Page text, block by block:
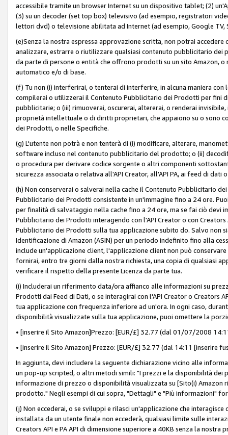
accessibile tramite un browser Internet su un dispositivo tablet; (2)
(3) su un decoder (set top box) televisivo (ad esempio, registratori
lettori dvd) o televisione abilitata ad Internet (ad esempio, Google TV,
(e)Senza la nostra espressa approvazione scritta, non potrai
analizzare, estrarre o riutilizzare qualsiasi contenuto pubblicitario
da parte di persone o entità che offrono prodotti su un sito Amazon,
automatico e/o di base.
(f) Tu non (i) interferirai, o tenterai di interferire, in alcuna maniera
compilerai o utilizzerai il Contenuto Pubblicitario dei Prodotti per
pubblicitarie; o (iii) rimuoverai, oscurerai, altererai, o renderai
proprietà intellettuale o di diritti proprietari, che appaiono su o sono
dei Prodotti, o nelle Specifiche.
(g) L'utente non potrà e non tenterà di (i) modificare, alterare,
software incluso nel contenuto pubblicitario del prodotto; o (ii)
o procedura per derivare codice sorgente o altri componenti
sicurezza associata o relativa all'API Creator, all'API PA, ai feed di
(h) Non conserverai o salverai nella cache il Contenuto Pubblicitario
Pubblicitario dei Prodotti consistente in un'immagine fino a 24 ore.
per finalità di salvataggio nella cache fino a 24 ore, ma se fai ciò
Pubblicitario dei Prodotti interagendo con l'API Creator o con
Pubblicitario dei Prodotti sulla tua applicazione subito do. Salvo non
Identificazione di Amazon (ASIN) per un periodo indefinito fino alla
include un'applicazione client, l'applicazione client non può
fornirai, entro tre giorni dalla nostra richiesta, una copia di qualsiasi
verificare il rispetto della presente Licenza da parte tua.
(i) Includerai un riferimento data/ora affianco alle informazioni su
Prodotti dai Feed di Dati, o se interagirai con l'API Creator o Creators
tua applicazione con frequenza inferiore ad un'ora. In ogni caso,
disponibilità visualizzate sulla tua applicazione, puoi omettere la
• [inserire il Sito Amazon]Prezzo: [EUR/£] 32.77 (dal 01/07/2008
• [inserire il Sito Amazon] Prezzo: [EUR/£] 32.77 (dal 14:11 [inserire
In aggiunta, devi includere la seguente dichiarazione vicino alle
un pop-up scripted, o altri metodi simili: "I prezzi e la disponibilità
informazione di prezzo o disponibilità visualizzata su [Sito(i)
prodotto." Negli esempi di cui sopra, "Dettagli" e "Più informazioni"
(j) Non eccederai, o se sviluppi e rilasci un'applicazione che interagisce
installata da un utente finale non eccederà, qualsiasi limite sulle
Creators API e PA API di dimensione superiore a 40KB senza la nostra